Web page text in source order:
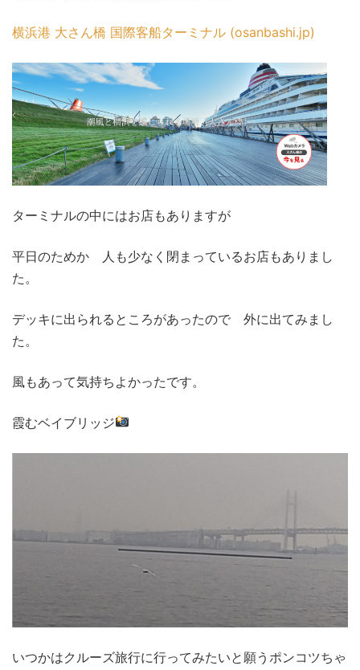
横浜港 大さん橋 国際客船ターミナル (osanbashi.jp)
ターミナルの中にはお店もありますが
平日のためか 人も少なく閉まっているお店もありまし
た。
デッキに出られるところがあったので 外に出てみまし
た。
風もあって気持ちよかったです。
霞むベイブリッジ
いつかはクルーズ旅行に行ってみたいと願うポンコツちゃ